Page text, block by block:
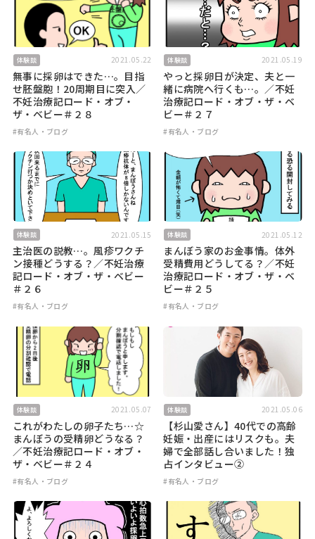
体験談 2021.05.22
無事に採卵はできた…。目指
せ胚盤胞！20周期目に突入／
不妊治療記ロード・オブ・
ザ・ベビー＃２８
#有名人・ブログ
体験談 2021.05.19
やっと採卵日が決定、夫と一
緒に病院へ行くも…。／不妊
治療記ロード・オブ・ザ・ベ
ビー＃２７
#有名人・ブログ
体験談 2021.05.15
主治医の説教…。風疹ワクチ
ン接種どうする？／不妊治療
記ロード・オブ・ザ・ベビー
＃２６
#有名人・ブログ
体験談 2021.05.12
まんぼう家のお金事情。体外
受精費用どうしてる？／不妊
治療記ロード・オブ・ザ・ベ
ビー＃２５
#有名人・ブログ
体験談 2021.05.07
これがわたしの卵子たち…☆
まんぼうの受精卵どうなる？
／不妊治療記ロード・オブ・
ザ・ベビー＃２４
#有名人・ブログ
体験談 2021.05.06
【杉山愛さん】40代での高齢
妊娠・出産にはリスクも。夫
婦で全部話し合いました！独
占インタビュー②
#有名人・ブログ